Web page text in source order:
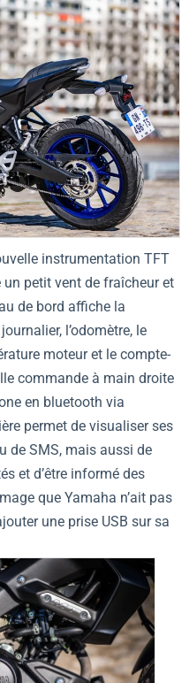
instrumentation TFT
petit vent de fraîcheur et
de bord affiche la
l’odomètre, le
moteur et le compte-
commande à main droite
en bluetooth via
permet de visualiser ses
de SMS, mais aussi de
et d’être informé des
que Yamaha n’ait pas
une prise USB sur sa